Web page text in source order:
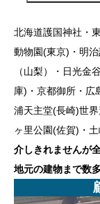
北海道護国神社・
動物園(東京)・明
（山梨）・日光金
庫)・京都御所・広
浦天主堂(長崎)世
ヶ里公園(佐賀)・
介しきれませんが
地元の建物まで数